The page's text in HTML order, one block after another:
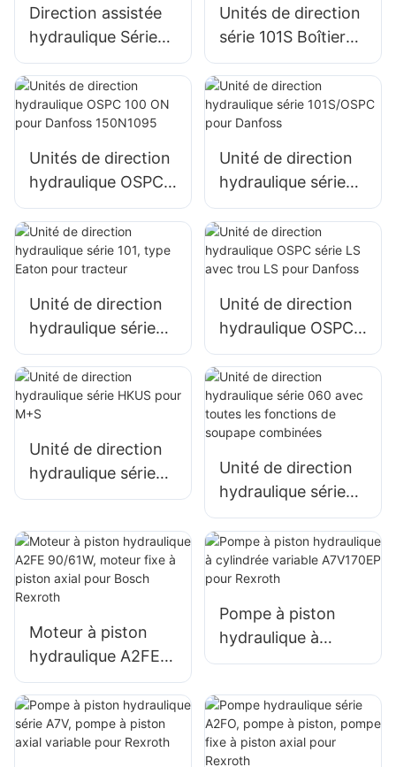
Direction assistée
hydraulique Série
101S Unité de
direction avec
soupape de
pression de
sécurité
Unités de direction
série 101S Boîtier
de direction
hydraulique pour
type Danfoss
Unités de direction
hydraulique OSPC
100 ON pour
Danfoss 150N1095
Unité de direction
hydraulique série
101S/OSPC pour
Danfoss
Unité de direction
hydraulique série
101, type Eaton
pour tracteur
Unité de direction
hydraulique OSPC
série LS avec trou
LS pour Danfoss
Unité de direction
hydraulique série
HKUS pour M+S
Unité de direction
hydraulique série
060 avec toutes les
fonctions de
soupape
combinées
Moteur à piston
hydraulique A2FE
90/61W, moteur
fixe à piston axial
pour Bosch
Rexroth
Pompe à piston
hydraulique à
cylindrée variable
Rexroth